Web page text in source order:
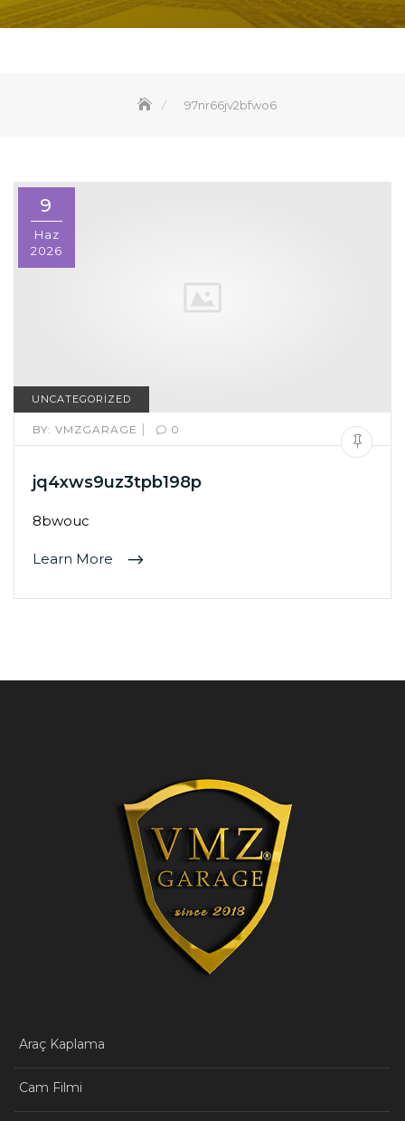
97nr66jv2bfwo6
9
Haz
2026
UNCATEGORIZED
BY: VMZGARAGE | 0
jq4xws9uz3tpb198p
8bwouc
Learn More
Araç Kaplama
Cam Filmi